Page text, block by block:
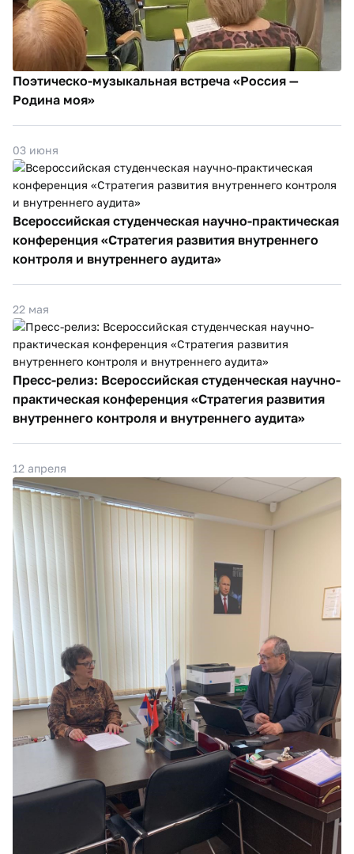
Поэтическо-музыкальная встреча «Россия —
Родина моя»
03 июня
Всероссийская студенческая научно-практическая
конференция «Стратегия развития внутреннего
контроля и внутреннего аудита»
22 мая
Пресс-релиз: Всероссийская студенческая научно-
практическая конференция «Стратегия развития
внутреннего контроля и внутреннего аудита»
12 апреля